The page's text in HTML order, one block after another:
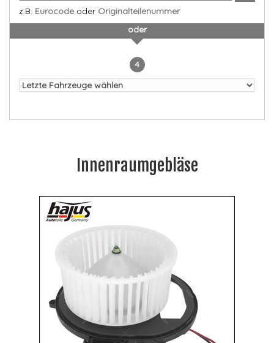
z.B. Eurocode oder Originalteilenummer
oder
4
Innenraumgebläse